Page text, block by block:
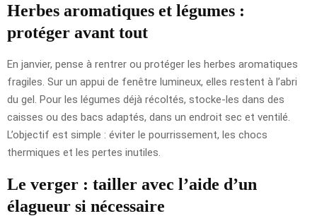
Herbes aromatiques et légumes :
protéger avant tout
En janvier, pense à rentrer ou protéger les herbes aromatiques
fragiles. Sur un appui de fenêtre lumineux, elles restent à l’abri
du gel. Pour les légumes déjà récoltés, stocke-les dans des
caisses ou des bacs adaptés, dans un endroit sec et ventilé.
L’objectif est simple : éviter le pourrissement, les chocs
thermiques et les pertes inutiles.
Le verger : tailler avec l’aide d’un
élagueur si nécessaire